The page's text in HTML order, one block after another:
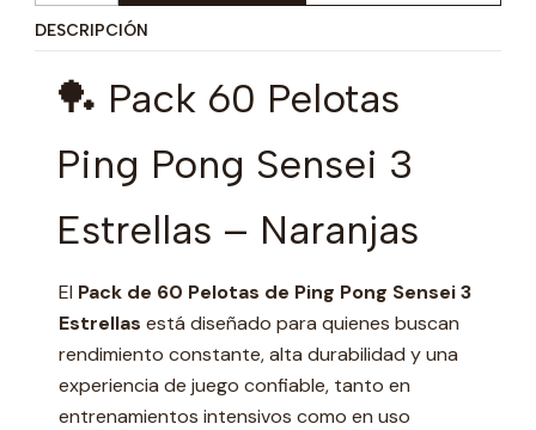
DESCRIPCIÓN
🏓 Pack 60 Pelotas
Ping Pong Sensei 3
Estrellas – Naranjas
El Pack de 60 Pelotas de Ping Pong Sensei 3
Estrellas está diseñado para quienes buscan
rendimiento constante, alta durabilidad y una
experiencia de juego confiable, tanto en
entrenamientos intensivos como en uso